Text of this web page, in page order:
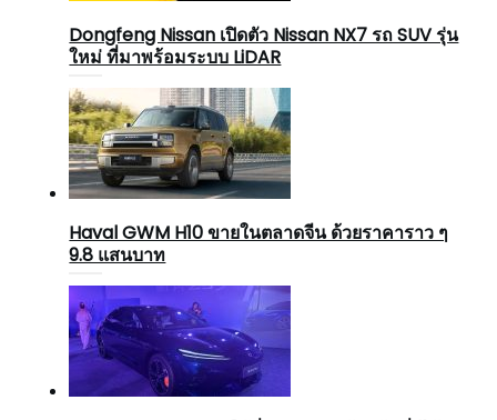
Dongfeng Nissan เปิดตัว Nissan NX7 รถ SUV รุ่น
ใหม่ ที่มาพร้อมระบบ LiDAR
Haval GWM H10 ขายในตลาดจีน ด้วยราคาราว ๆ
9.8 แสนบาท